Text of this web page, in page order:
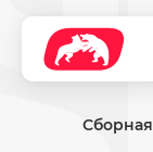
Сборная